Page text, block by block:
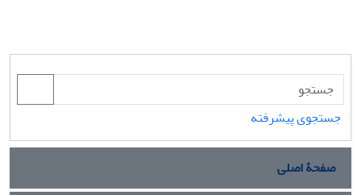
جستجوی پیشرفته
صفحۀ اصلی